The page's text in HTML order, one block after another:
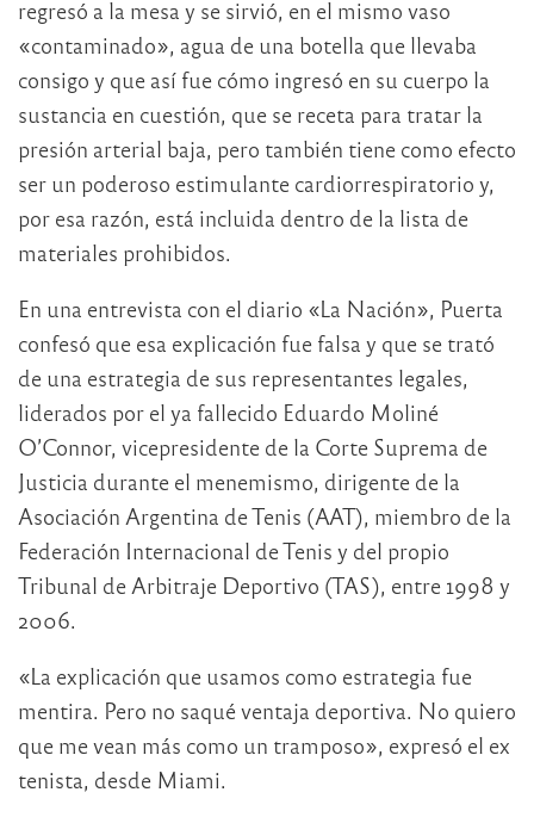
regresó a la mesa y se sirvió, en el mismo vaso
«contaminado», agua de una botella que llevaba
consigo y que así fue cómo ingresó en su cuerpo la
sustancia en cuestión, que se receta para tratar la
presión arterial baja, pero también tiene como efecto
ser un poderoso estimulante cardiorrespiratorio y,
por esa razón, está incluida dentro de la lista de
materiales prohibidos.
En una entrevista con el diario «La Nación», Puerta
confesó que esa explicación fue falsa y que se trató
de una estrategia de sus representantes legales,
liderados por el ya fallecido Eduardo Moliné
O’Connor, vicepresidente de la Corte Suprema de
Justicia durante el menemismo, dirigente de la
Asociación Argentina de Tenis (AAT), miembro de la
Federación Internacional de Tenis y del propio
Tribunal de Arbitraje Deportivo (TAS), entre 1998 y
2006.
«La explicación que usamos como estrategia fue
mentira. Pero no saqué ventaja deportiva. No quiero
que me vean más como un tramposo», expresó el ex
tenista, desde Miami.